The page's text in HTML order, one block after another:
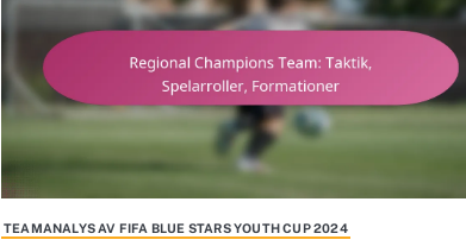
TEAMANALYS AV FIFA BLUE STARS YOUTH CUP 2024